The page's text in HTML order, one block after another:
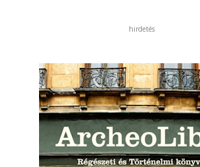
hirdetés